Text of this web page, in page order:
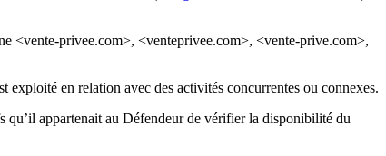
<vente-privee.com>, <venteprivee.com>, <vente-prive.com>,
en relation avec des activités concurrentes ou connexes.
qu’il appartenait au Défendeur de vérifier la disponibilité du